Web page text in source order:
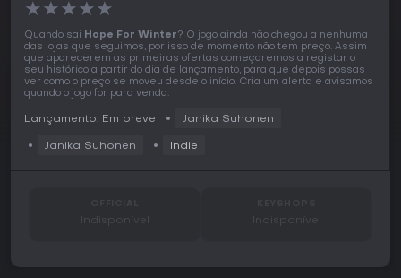
★★★★★
Quando sai Hope For Winter? O jogo ainda não chegou a nenhuma
das lojas que seguimos, por isso de momento não tem preço. Assim
que aparecerem as primeiras ofertas começaremos a registar o
seu histórico a partir do dia de lançamento, para que depois possas
ver como o preço se moveu desde o início. Cria um alerta e avisamos
quando o jogo for para venda.
Lançamento: Em breve Janika Suhonen
Janika Suhonen Indie
Indisponível Indisponível